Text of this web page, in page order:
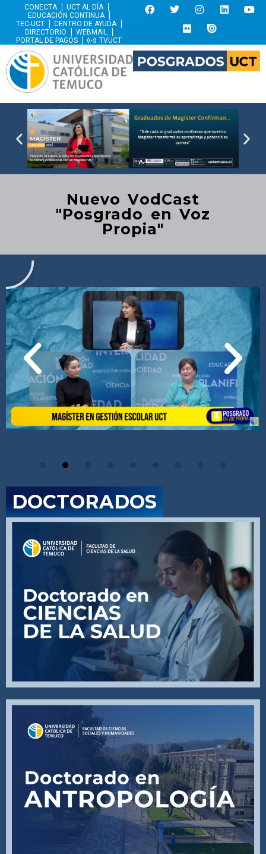
CONECTA
UCT AL DÍA
EDUCACIÓN CONTINUA
TEC-UCT
CENTRO DE AYUDA
DIRECTORIO
WEBMAIL
PORTAL DE PAGOS
TVUCT
Nuevo VodCast
"Posgrado en Voz
Propia"
DOCTORADOS